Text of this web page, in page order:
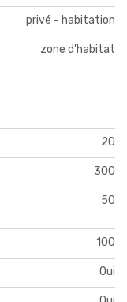
privé - habitation
zone d'habitat
20
300
50
100
Oui